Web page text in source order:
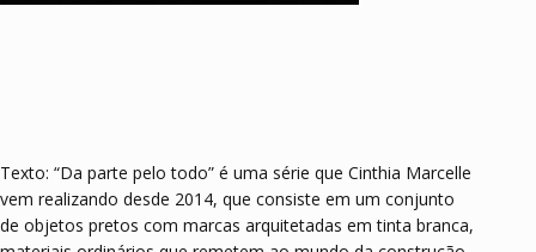
Texto: “Da parte pelo todo” é uma série que Cinthia Marcelle
vem realizando desde 2014, que consiste em um conjunto
de objetos pretos com marcas arquitetadas em tinta branca,